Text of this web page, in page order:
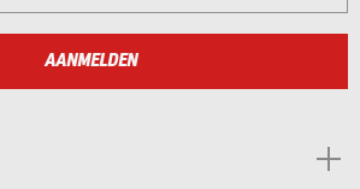
AANMELDEN